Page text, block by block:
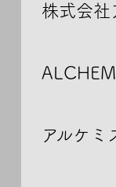
株式会社
アルケ